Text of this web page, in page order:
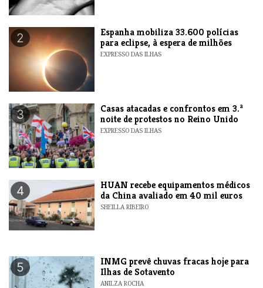
2
Espanha mobiliza 33.600 polícias
para eclipse, à espera de milhões
EXPRESSO DAS ILHAS
3
Casas atacadas e confrontos em 3.ª
noite de protestos no Reino Unido
EXPRESSO DAS ILHAS
4
HUAN recebe equipamentos médicos
da China avaliado em 40 mil euros
SHEILLA RIBEIRO
5
INMG prevê chuvas fracas hoje para
Ilhas de Sotavento
ANILZA ROCHA